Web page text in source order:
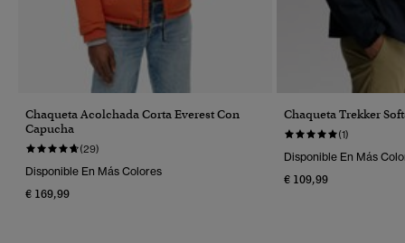
Chaqueta Acolchada Corta Everest Con
Capucha
(29)
Disponible En Más Colores
€ 169,99
Chaqueta Trekker
(1)
Disponible En Más
€ 109,99